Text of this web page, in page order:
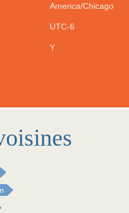
America/Chicago
UTC-6
Y